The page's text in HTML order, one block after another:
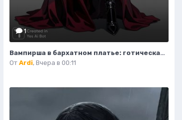
1
Вампирша в бархатном платье: готическая элегантность и таинственная красота ночи. Изображение из нейросети Flux Ai
От Ardi, Вчера в 00:11